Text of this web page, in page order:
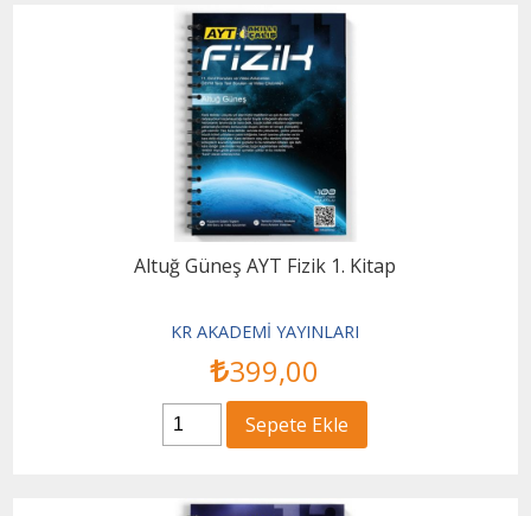
Altuğ Güneş AYT Fizik 1. Kitap
KR AKADEMİ YAYINLARI
399,00
Sepete Ekle